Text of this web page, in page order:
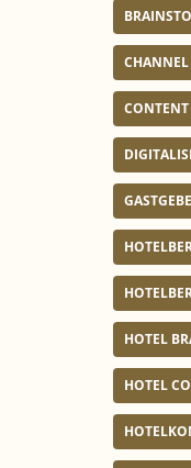
e
r
HOTEL
HOTEL